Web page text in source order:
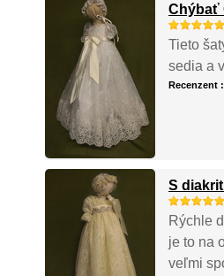
Chýbať
Tieto
sedia a
Recenzent
S
Rýchle
je to na
veľmi